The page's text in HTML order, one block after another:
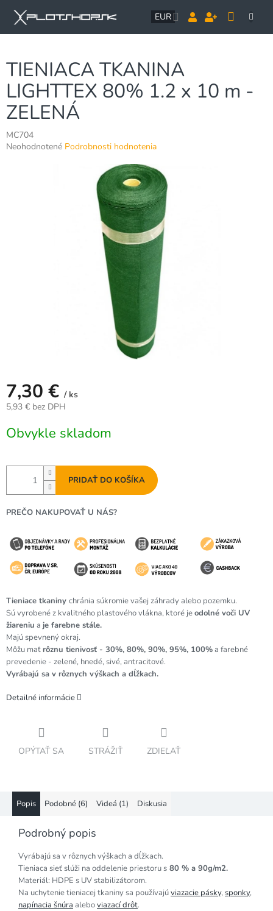
obsah
EUR
TIENIACA TKANINA
LIGHTTEX 80% 1.2 x 10 m -
ZELENÁ
MC704
Priemerné
Neohodnotené Podrobnosti hodnotenia
7,30 € / ks
5,93 € bez DPH
cena:
Obvykle skladom
PRIDAŤ DO KOŠÍKA
PREČO NAKUPOVAŤ U NÁS?
Tieniace tkaniny chránia súkromie vašej záhrady alebo pozemku.
Sú vyrobené z kvalitného plastového vlákna, ktoré jeodolné voči UV
žiareniu a je farebne stále.
Majú spevnený okraj.
Môžu maťrôznu tienivosť - 30%, 80%, 90%, 95%, 100%a farebné
prevedenie - zelené, hnedé, sivé, antracitové.
Vyrábajú sa v rôznych výškach a dĺžkach.
Detailné informácie
OPÝTAŤ SA STRÁŽIŤ ZDIEĽAŤ
Popis Podobné (6) Videá (1) Diskusia
Podrobný popis
Vyrábajú sa v rôznych výškach a dĺžkach.
Tieniaca sieť slúži na oddelenie priestoru s 80 % a 90g/m2.
Materiál: HDPE s UV stabilizátorom.
Na uchytenie tieniacej tkaniny sa používajúviazacie pásky,sponky,
napínacia šnúra aleboviazacídrôt.